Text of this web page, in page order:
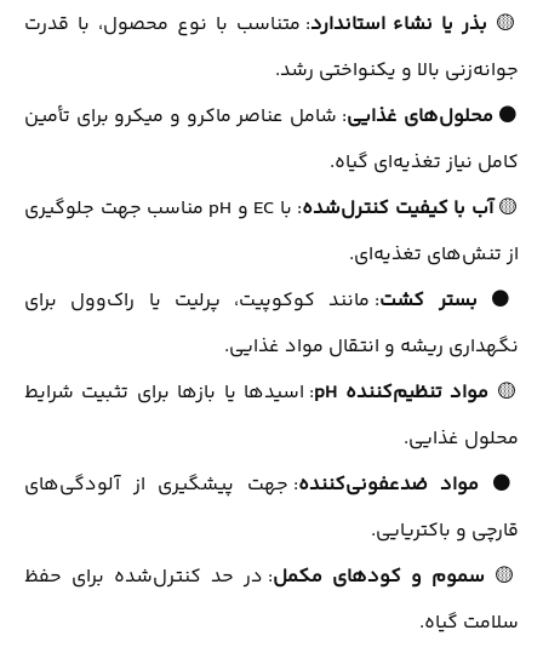
🟡 بذر یا نشاء استاندارد: متناسب با نوع محصول، با قدرت
جوانه‌زنی بالا و یکنواختی رشد.
⚫محلول‌های غذایی: شامل عناصر ماکرو و میکرو برای تأمین
کامل نیاز تغذیه‌ای گیاه.
🟡آب با کیفیت کنترل‌شده
: با EC و pH مناسب جهت جلوگیری
از تنش‌های تغذیه‌ای.
⚫ بستر کشت: مانند کوکوپیت، پرلیت یا راک‌وول برای
نگهداری ریشه و انتقال مواد غذایی.
🟡 مواد تنظیم‌کننده pH
: اسیدها یا بازها برای تثبیت شرایط
محلول غذایی.
⚫ مواد ضدعفونی‌کننده: جهت پیشگیری از آلودگی‌های
قارچی و باکتریایی.
🟡 سموم و کودهای مکمل: در حد کنترل‌شده برای حفظ
سلامت گیاه.